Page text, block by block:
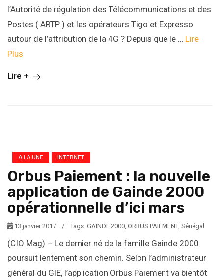
l’Autorité de régulation des Télécommunications et des
Postes ( ARTP ) et les opérateurs Tigo et Expresso
autour de l’attribution de la 4G ? Depuis que le … Lire
Plus
Lire +
A LA UNE INTERNET
Orbus Paiement : la nouvelle
application de Gainde 2000
opérationnelle d’ici mars
13 janvier 2017 / Tags: GAINDE 2000 ORBUS PAIEMENT, Sénégal
(CIO Mag) – Le dernier né de la famille Gainde 2000
poursuit lentement son chemin. Selon l’administrateur
général du GIE, l’application Orbus Paiement va bientôt